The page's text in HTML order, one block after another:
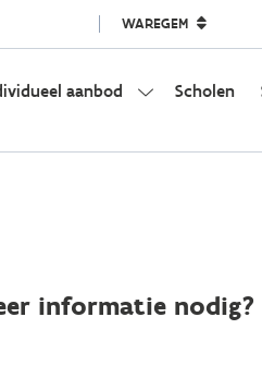
WAREGEM
aanbod Scholen
informatie